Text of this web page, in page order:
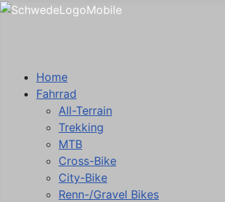
Home
Fahrrad
All-Terrain
Trekking
MTB
Cross-Bike
City-Bike
Renn-/Gravel Bikes